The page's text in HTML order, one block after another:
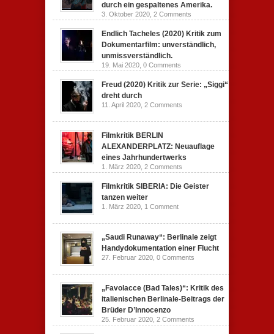
durch ein gespaltenes Amerika.
3. Oktober 2020, 2 Comments
Endlich Tacheles (2020) Kritik zum
Dokumentarfilm: unverständlich,
unmissverständlich.
19. Mai 2020, 0 Comments
Freud (2020) Kritik zur Serie: „Siggi“
dreht durch
11. April 2020, 2 Comments
Filmkritik BERLIN
ALEXANDERPLATZ: Neuauflage
eines Jahrhundertwerks
1. März 2020, 2 Comments
Filmkritik SIBERIA: Die Geister
tanzen weiter
1. März 2020, 1 Comment
„Saudi Runaway“: Berlinale zeigt
Handydokumentation einer Flucht
27. Februar 2020, 0 Comments
„Favolacce (Bad Tales)“: Kritik des
italienischen Berlinale-Beitrags der
Brüder D’Innocenzo
25. Februar 2020, 2 Comments